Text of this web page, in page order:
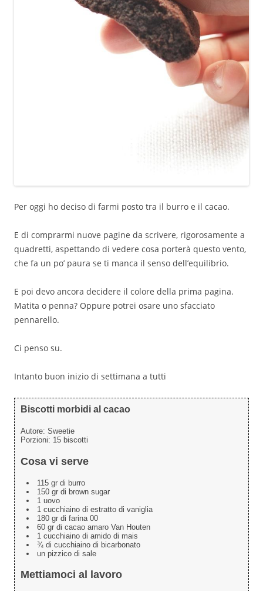
Per oggi ho deciso di farmi posto tra il burro e il cacao.
E di comprarmi nuove pagine da scrivere, rigorosamente a
quadretti, aspettando di vedere cosa porterà questo vento,
che fa un po’ paura se ti manca il senso dell’equilibrio.
E poi devo ancora decidere il colore della prima pagina.
Matita o penna? Oppure potrei osare uno sfacciato
pennarello.
Ci penso su.
Intanto buon inizio di settimana a tutti
Biscotti morbidi al cacao
Autore: Sweetie
Porzioni: 15 biscotti
Cosa vi serve
115 gr di burro
150 gr di brown sugar
1 uovo
1 cucchiaino di estratto di vaniglia
180 gr di farina 00
60 gr di cacao amaro Van Houten
1 cucchiaino di amido di mais
¾ di cucchiaino di bicarbonato
un pizzico di sale
Mettiamoci al lavoro